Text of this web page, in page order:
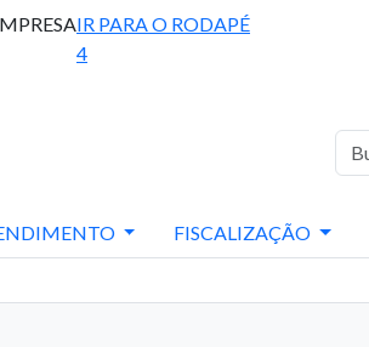
IR PARA O RODAPÉ
4
FISCALIZAÇÃO